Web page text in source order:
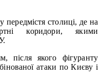
передмістя столиці, де на
коридори, якими
після якого фігуранту
атаки по Києву і